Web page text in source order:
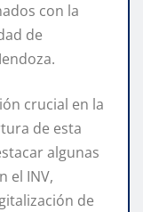
con la
de
crucial en la
de esta
algunas
el INV,
de